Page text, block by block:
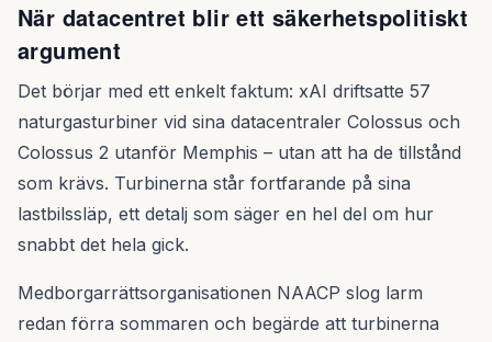
När datacentret blir ett säkerhetspolitiskt
argument
Det börjar med ett enkelt faktum: xAI driftsatte 57
naturgasturbiner vid sina datacentraler Colossus och
Colossus 2 utanför Memphis – utan att ha de tillstånd
som krävs. Turbinerna står fortfarande på sina
lastbilssläp, ett detalj som säger en hel del om hur
snabbt det hela gick.
Medborgarrättsorganisationen NAACP slog larm
redan förra sommaren och begärde att turbinerna